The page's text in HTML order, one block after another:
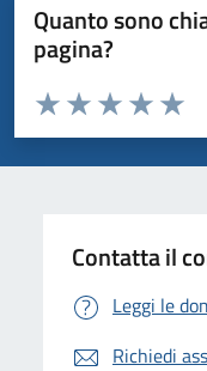
Quanto sono
pagina?
Domanda
Valuta da 1 a 5 stelle la
Valuta 4
Valuta 3
Valuta 2 stelle
Valuta 1 stelle su 5
Contatta il
Leggi le
Richiedi